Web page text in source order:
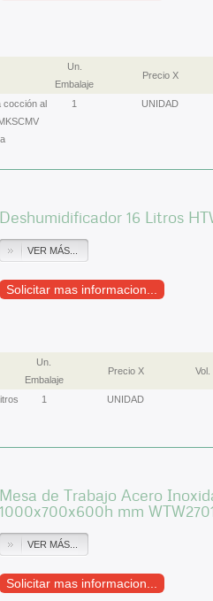
Un.
Embalaje
Precio X
cocción al
1 UNIDAD
Deshumidificador 16 Litros
VER MÁS...
Solicitar mas informacion...
Un.
Embalaje
Precio X Vol.
1 UNIDAD
Mesa de Trabajo Acero
1000x700x600h mm
VER MÁS...
Solicitar mas informacion...